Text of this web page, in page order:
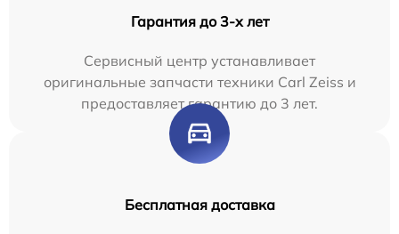
Гарантия до 3-х лет
Сервисный центр устанавливает
оригинальные запчасти техники Carl Zeiss и
предоставляет гарантию до 3 лет.
Бесплатная доставка